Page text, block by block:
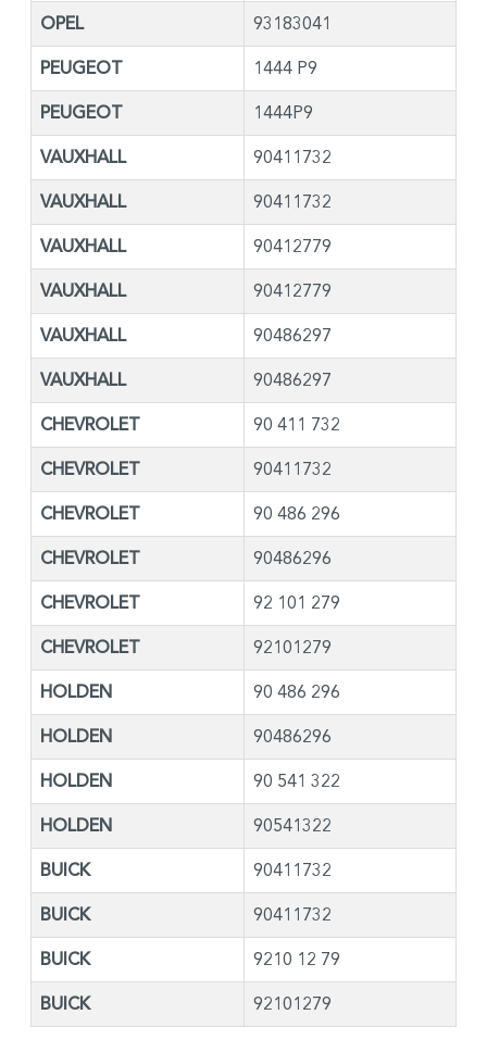
OPEL 93183041
PEUGEOT 1444 P9
PEUGEOT 1444P9
VAUXHALL 90411732
VAUXHALL 90411732
VAUXHALL 90412779
VAUXHALL 90412779
VAUXHALL 90486297
VAUXHALL 90486297
CHEVROLET 90 411 732
CHEVROLET 90411732
CHEVROLET 90 486 296
CHEVROLET 90486296
CHEVROLET 92 101 279
CHEVROLET 92101279
HOLDEN 90 486 296
HOLDEN 90486296
HOLDEN 90 541 322
HOLDEN 90541322
BUICK 90411732
BUICK 90411732
BUICK 9210 12 79
BUICK 92101279